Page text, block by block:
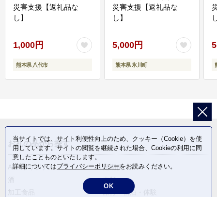
災害支援【返礼品な
し】
1,000円
熊本県 八代市
災害支援【返礼品な
し】
5,000円
熊本県 氷川町
お礼の品から探す
ANAオリジナル
定期便
肉類
旅行・宿泊・体験
当サイトでは、サイト利便性向上のため、クッキー（Cookie）を使
用しています。サイトの閲覧を継続された場合、Cookieの利用に同
意したことものといたします。
詳細についてはプライバシーポリシーをお読みください。
OK